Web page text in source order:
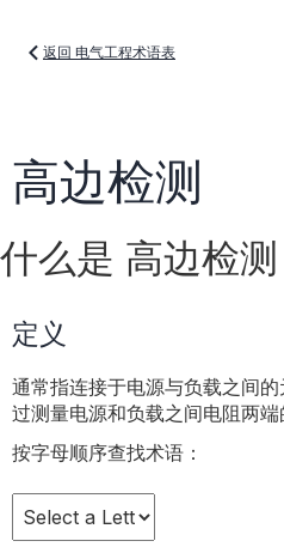
返回 电气工程术语表
高边检测
什么是 高边检测
定义
通常指连接于电源与负载之间
过测量电源和负载之间电阻两端
按字母顺序查找术语：